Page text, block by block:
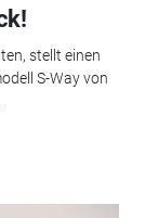
stellt einen
S-Way von